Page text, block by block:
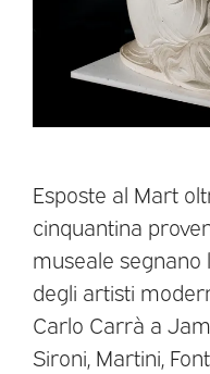
Esposte al Mart
cinquantina
museale segnano
degli artisti
Carlo Carrà a
Sironi, Martini,